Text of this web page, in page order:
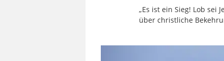
„Es ist ein Sieg! Lob sei
über christliche